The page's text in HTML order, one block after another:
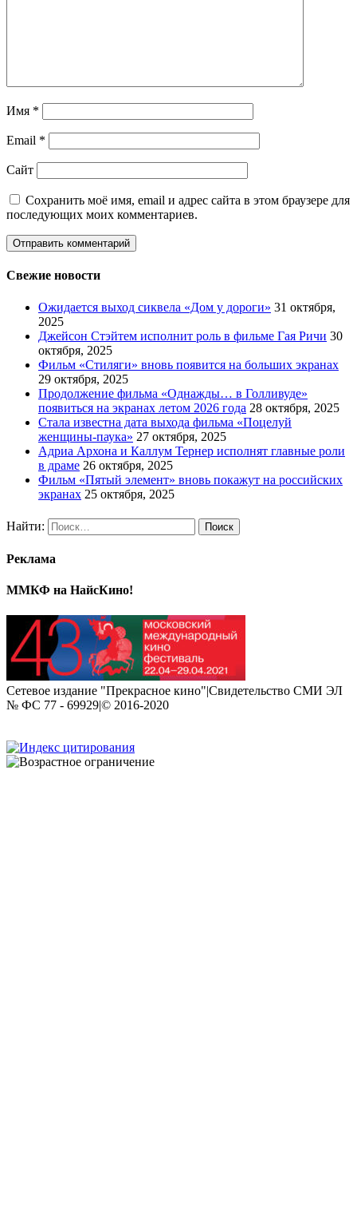
Имя *
Email *
Сайт
Сохранить моё имя, email и адрес сайта в этом браузере для
последующих моих комментариев.
Свежие новости
Ожидается выход сиквела «Дом у дороги» 31 октября,
2025
Джейсон Стэйтем исполнит роль в фильме Гая Ричи 30
октября, 2025
Фильм «Стиляги» вновь появится на больших экранах
29 октября, 2025
Продолжение фильма «Однажды… в Голливуде»
появиться на экранах летом 2026 года 28 октября, 2025
Стала известна дата выхода фильма «Поцелуй
женщины-паука» 27 октября, 2025
Адриа Архона и Каллум Тернер исполнят главные роли
в драме 26 октября, 2025
Фильм «Пятый элемент» вновь покажут на российских
экранах 25 октября, 2025
Найти:
Реклама
ММКФ на НайсКино!
Сетевое издание "Прекрасное кино"|Свидетельство СМИ ЭЛ
№ ФС 77 - 69929|© 2016-2020